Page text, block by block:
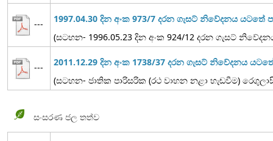
---
1997.04.30 දින අංක 973/7 දරන ගැසට් නිවේදනය යටතේ
(සටහන- 1996.05.23 දින අංක 924/12 දරන ගැසට්
---
2011.12.29 දින අංක 1738/37 දරන ගැසට් නිවේදනය
(සටහන- ජාතික පාරිසරික (රථ වාහන නළා හැඬවීම)
සංසරණ ජල තත්ව